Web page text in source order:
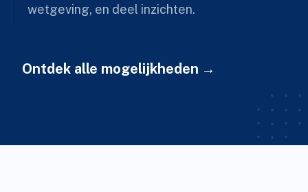
wetgeving, en deel inzichten.
Ontdek alle mogelijkheden